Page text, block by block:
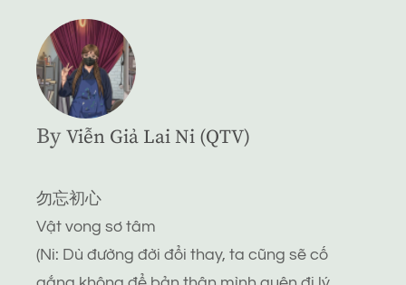
By Viễn Giả Lai Ni (QTV)
勿忘初心
Vật vong sơ tâm
(Ni: Dù đường đời đổi thay, ta cũng sẽ cố